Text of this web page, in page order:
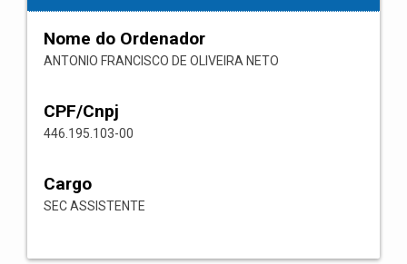
Nome do Ordenador
ANTONIO FRANCISCO DE OLIVEIRA NETO
CPF/Cnpj
446.195.103-00
Cargo
SEC ASSISTENTE